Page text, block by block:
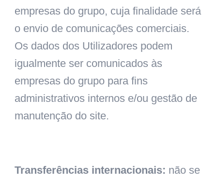
empresas do grupo, cuja finalidade será
o envio de comunicações comerciais.
Os dados dos Utilizadores podem
igualmente ser comunicados às
empresas do grupo para fins
administrativos internos e/ou gestão de
manutenção do site.
Transferências internacionais: não se